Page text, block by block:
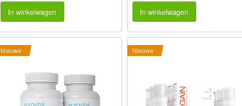
In winkelwagen In winkelwagen
Nieuwe Nieuwe